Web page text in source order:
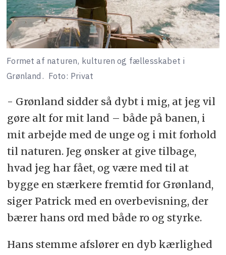
Formet af naturen, kulturen og fællesskabet i
Grønland. Foto: Privat
- Grønland sidder så dybt i mig, at jeg vil
gøre alt for mit land – både på banen, i
mit arbejde med de unge og i mit forhold
til naturen. Jeg ønsker at give tilbage,
hvad jeg har fået, og være med til at
bygge en stærkere fremtid for Grønland,
siger Patrick med en overbevisning, der
bærer hans ord med både ro og styrke.
Hans stemme afslører en dyb kærlighed